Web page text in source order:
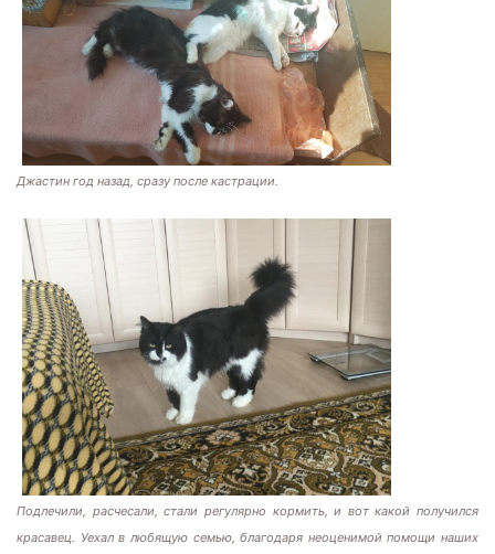
Джастин год назад, сразу после кастрации.
Подлечили, расчесали, стали регулярно кормить, и вот какой получился
красавец. Уехал в любящую семью, благодаря неоценимой помощи наших